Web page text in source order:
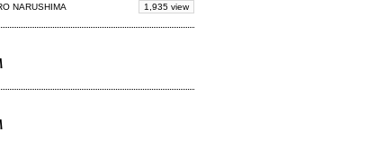
NARUSHIMA 1,935 view